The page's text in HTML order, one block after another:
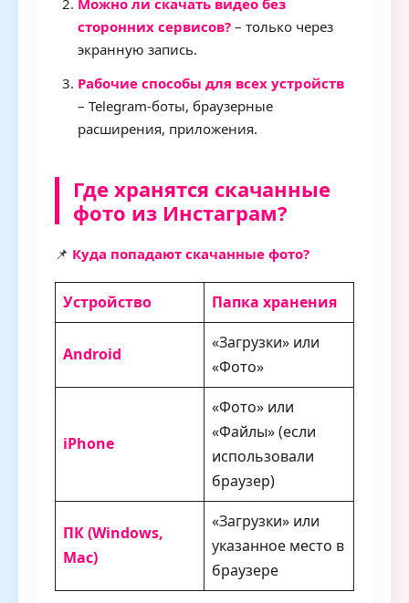
Можно ли скачать видео без
сторонних сервисов? – только через
экранную запись.
Рабочие способы для всех устройств
– Telegram-боты, браузерные
расширения, приложения.
Где хранятся скачанные
фото из Инстаграм?
📌 Куда попадают скачанные фото?
Устройство Папка хранения
Android
«Загрузки» или
«Фото»
iPhone
«Фото» или
«Файлы» (если
использовали
браузер)
ПК (Windows,
Mac)
«Загрузки» или
указанное место в
браузере